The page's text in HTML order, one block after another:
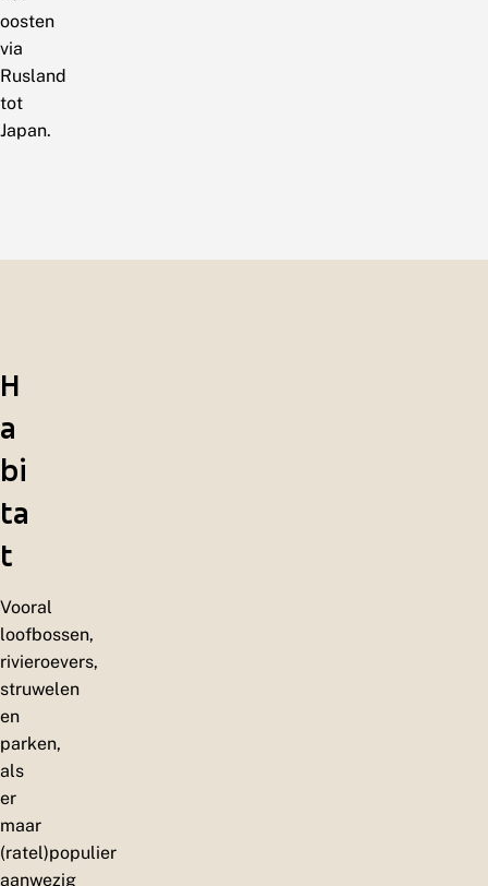
oosten
via
Rusland
tot
Japan.
H
a
bi
ta
t
Vooral
loofbossen,
rivieroevers,
struwelen
en
parken,
als
er
maar
(ratel)populier
aanwezig